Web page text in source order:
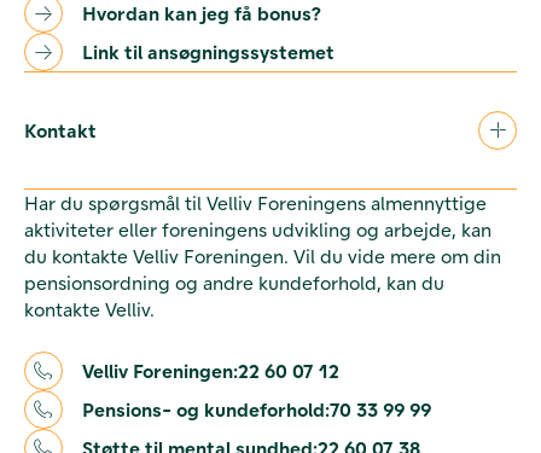
Hvordan kan jeg få bonus?
Link til ansøgningssystemet
Kontakt
Har du spørgsmål til Velliv Foreningens almennyttige
aktiviteter eller foreningens udvikling og arbejde, kan
du kontakte Velliv Foreningen. Vil du vide mere om din
pensionsordning og andre kundeforhold, kan du
kontakte Velliv.
Velliv Foreningen:22 60 07 12
Pensions- og kundeforhold:70 33 99 99
Støtte til mental sundhed:22 60 07 38